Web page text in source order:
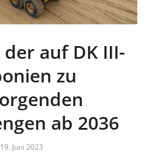
auf DK III-
zu
ab 2036
19. Juni 2023